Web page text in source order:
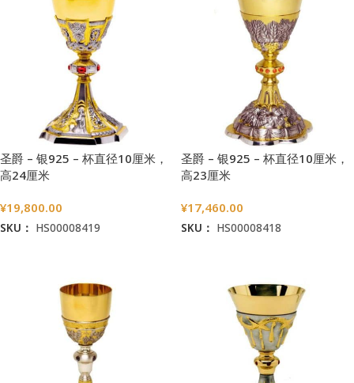
圣爵 – 银925 – 杯直径10厘米，
高24厘米
¥19,800.00
SKU： HS00008419
圣爵 – 银925 – 杯直径10厘米，
高23厘米
¥17,460.00
SKU： HS00008418